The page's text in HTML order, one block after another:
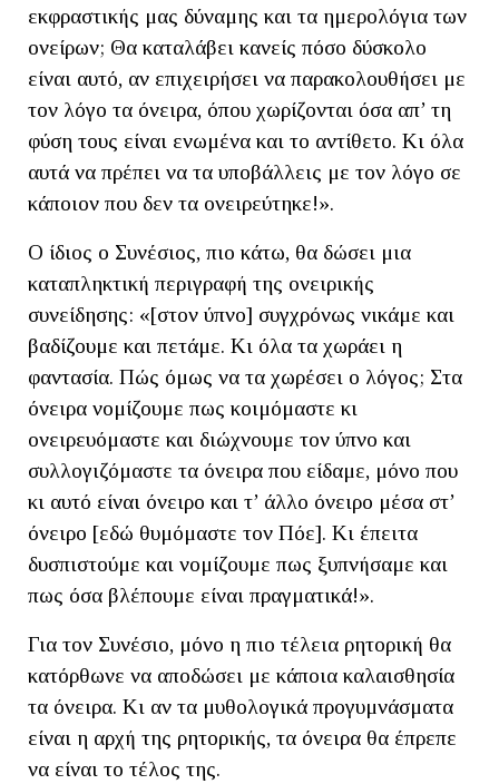
εκφραστικής μας δύναμης και τα ημερολόγια των
ονείρων; Θα καταλάβει κανείς πόσο δύσκολο
είναι αυτό, αν επιχειρήσει να παρακολουθήσει με
τον λόγο τα όνειρα, όπου χωρίζονται όσα απ’ τη
φύση τους είναι ενωμένα και το αντίθετο. Κι όλα
αυτά να πρέπει να τα υποβάλλεις με τον λόγο σε
κάποιον που δεν τα ονειρεύτηκε!».
Ο ίδιος ο Συνέσιος, πιο κάτω, θα δώσει μια
καταπληκτική περιγραφή της ονειρικής
συνείδησης: «[στον ύπνο] συγχρόνως νικάμε και
βαδίζουμε και πετάμε. Κι όλα τα χωράει η
φαντασία. Πώς όμως να τα χωρέσει ο λόγος; Στα
όνειρα νομίζουμε πως κοιμόμαστε κι
ονειρευόμαστε και διώχνουμε τον ύπνο και
συλλογιζόμαστε τα όνειρα που είδαμε, μόνο που
κι αυτό είναι όνειρο και τ’ άλλο όνειρο μέσα στ’
όνειρο [εδώ θυμόμαστε τον Πόε]. Κι έπειτα
δυσπιστούμε και νομίζουμε πως ξυπνήσαμε και
πως όσα βλέπουμε είναι πραγματικά!».
Για τον Συνέσιο, μόνο η πιο τέλεια ρητορική θα
κατόρθωνε να αποδώσει με κάποια καλαισθησία
τα όνειρα. Κι αν τα μυθολογικά προγυμνάσματα
είναι η αρχή της ρητορικής, τα όνειρα θα έπρεπε
να είναι το τέλος της.